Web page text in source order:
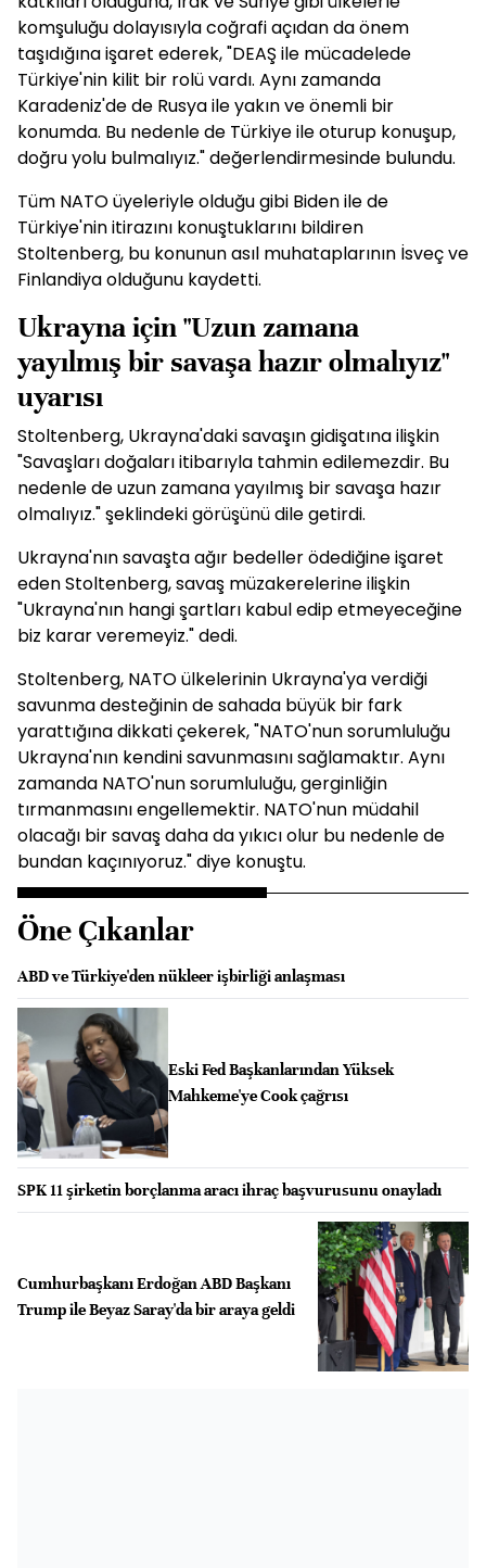
komşuluğu dolayısıyla coğrafi açıdan da önem
taşıdığına işaret ederek, "DEAŞ ile mücadelede
Türkiye'nin kilit bir rolü vardı. Aynı zamanda
Karadeniz'de de Rusya ile yakın ve önemli bir
konumda. Bu nedenle de Türkiye ile oturup konuşup,
doğru yolu bulmalıyız." değerlendirmesinde bulundu.
Tüm NATO üyeleriyle olduğu gibi Biden ile de
Türkiye'nin itirazını konuştuklarını bildiren
Stoltenberg, bu konunun asıl muhataplarının İsveç ve
Finlandiya olduğunu kaydetti.
Ukrayna için "Uzun zamana
yayılmış bir savaşa hazır olmalıyız"
uyarısı
Stoltenberg, Ukrayna'daki savaşın gidişatına ilişkin
"Savaşları doğaları itibarıyla tahmin edilemezdir. Bu
nedenle de uzun zamana yayılmış bir savaşa hazır
olmalıyız." şeklindeki görüşünü dile getirdi.
Ukrayna'nın savaşta ağır bedeller ödediğine işaret
eden Stoltenberg, savaş müzakerelerine ilişkin
"Ukrayna'nın hangi şartları kabul edip etmeyeceğine
biz karar veremeyiz." dedi.
Stoltenberg, NATO ülkelerinin Ukrayna'ya verdiği
savunma desteğinin de sahada büyük bir fark
yarattığına dikkati çekerek, "NATO'nun sorumluluğu
Ukrayna'nın kendini savunmasını sağlamaktır. Aynı
zamanda NATO'nun sorumluluğu, gerginliğin
tırmanmasını engellemektir. NATO'nun müdahil
olacağı bir savaş daha da yıkıcı olur bu nedenle de
bundan kaçınıyoruz." diye konuştu.
Öne Çıkanlar
ABD ve Türkiye'den nükleer işbirliği anlaşması
Eski Fed Başkanlarından Yüksek
Mahkeme'ye Cook çağrısı
SPK 11 şirketin borçlanma aracı ihraç başvurusunu onayladı
Cumhurbaşkanı Erdoğan ABD Başkanı
Trump ile Beyaz Saray'da bir araya geldi